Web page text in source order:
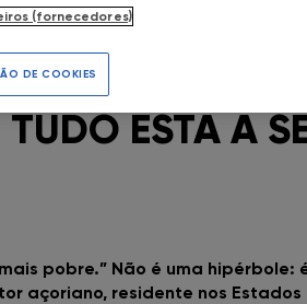
FNAC Alameda
FNAC Almada
ALMEIDA -
ESTÁ A
pobre.” Não é uma
açoriano, residente nos
(fornecedores)
DE COOKIES